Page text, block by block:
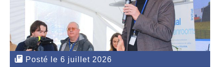
Posté le 6 juillet 2026